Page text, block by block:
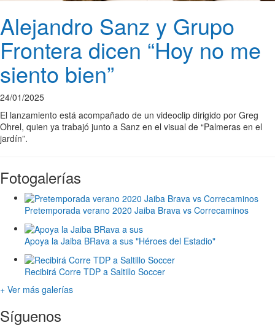
Alejandro Sanz y Grupo
Frontera dicen “Hoy no me
siento bien”
24/01/2025
El lanzamiento está acompañado de un videoclip dirigido por Greg
Ohrel, quien ya trabajó junto a Sanz en el visual de “Palmeras en el
jardín”.
Fotogalerías
Pretemporada verano 2020 Jaiba Brava vs Correcaminos
Apoya la Jaiba BRava a sus "Héroes del Estadio"
Recibirá Corre TDP a Saltillo Soccer
+ Ver más galerías
Síguenos